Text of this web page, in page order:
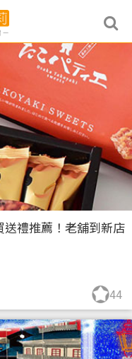
送禮推薦！老舖到新店
44